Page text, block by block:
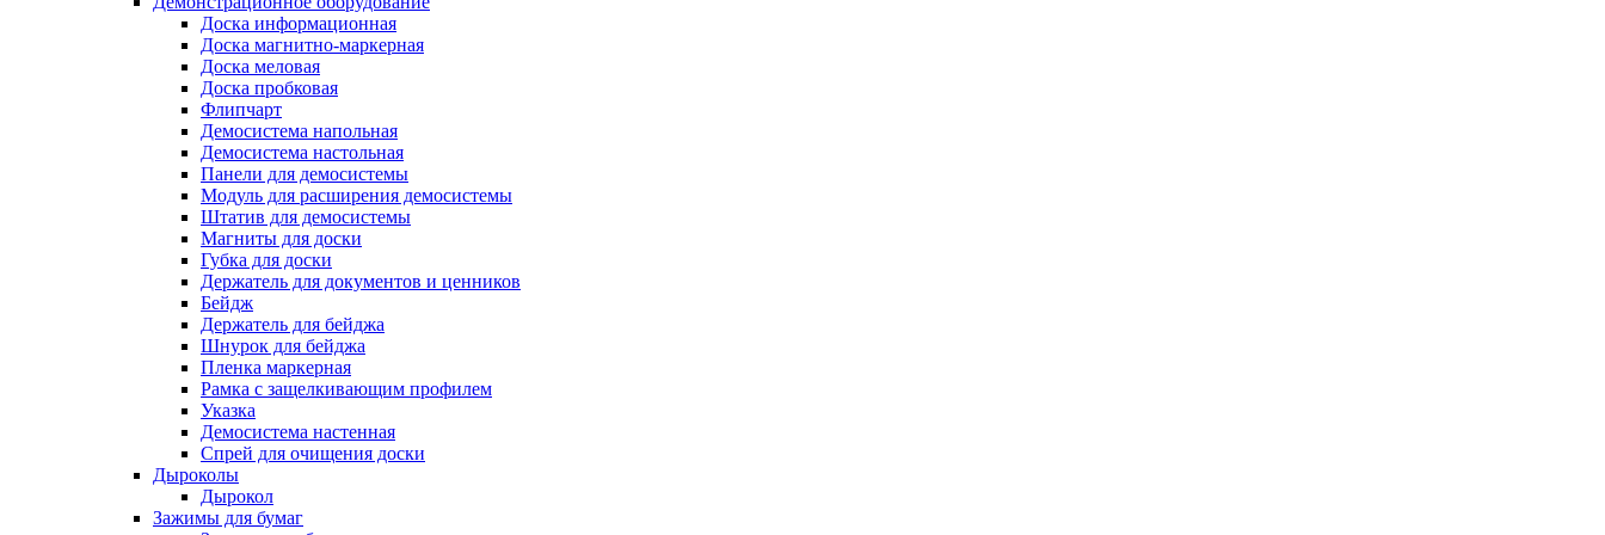
Доска информационная
Доска магнитно-маркерная
Доска меловая
Доска пробковая
Флипчарт
Демосистема напольная
Демосистема настольная
Панели для демосистемы
Модуль для расширения демосистемы
Штатив для демосистемы
Магниты для доски
Губка для доски
Держатель для документов и ценников
Бейдж
Держатель для бейджа
Шнурок для бейджа
Пленка маркерная
Рамка с защелкивающим профилем
Указка
Демосистема настенная
Спрей для очищения доски
Дыроколы
Дырокол
Зажимы для бумаг